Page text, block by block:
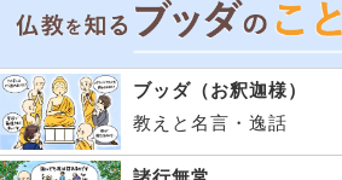
ブッダ（お釈迦様）
教えと名言・逸話